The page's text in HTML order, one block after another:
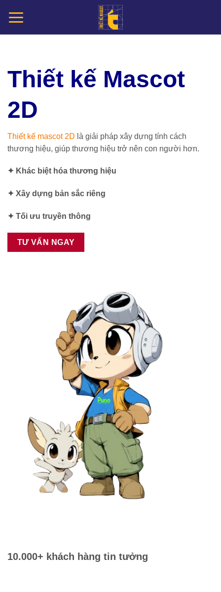
đến
Thiết kế Mascot
2D
Thiết kế mascot 2D là giải pháp xây dựng tính cách
thương hiệu, giúp thương hiệu trở nên con người hơn.
✦ Khác biệt hóa thương hiệu
✦ Xây dựng bản sắc riêng
✦ Tối ưu truyền thông
TƯ VẤN NGAY
10.000+ khách hàng tin tưởng